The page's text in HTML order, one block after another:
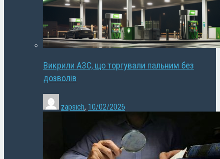
Викрили АЗС, що торгували пальним без
дозволів
zapsich, 10/02/2026